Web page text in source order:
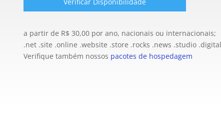
a partir de R$ 30,00 por ano, nacionais ou internacionais;
.net .site .online .website .store .rocks .news .studio
Verifique também nossos pacotes de hospedagem